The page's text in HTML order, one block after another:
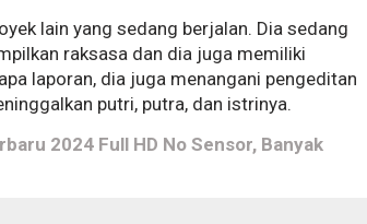
lain yang sedang berjalan. Dia sedang
raksasa dan dia juga memiliki
laporan, dia juga menangani pengeditan
putri, putra, dan istrinya.
2024 Full HD No Sensor, Banyak